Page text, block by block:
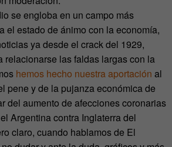
se engloba en un campo más
el estado de ánimo con la economía,
ya desde el crack del 1929,
relacionarse las faldas largas con la
hemos hecho nuestra aportación al
pene y de la pujanza económica de
del aumento de afecciones coronarias
Argentina contra Inglaterra del
claro, cuando hablamos de El